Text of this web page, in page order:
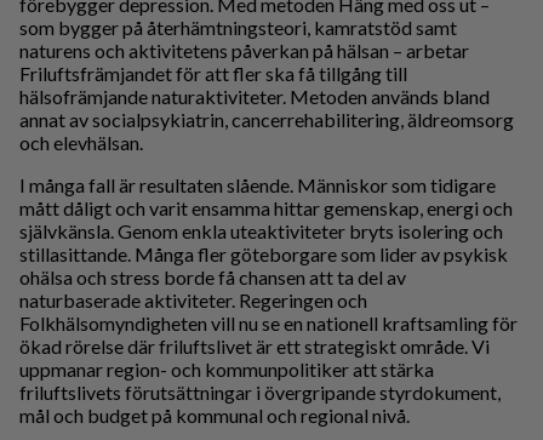
förebygger depression. Med metoden Häng med oss ut –
som bygger på återhämtningsteori, kamratstöd samt
naturens och aktivitetens påverkan på hälsan – arbetar
Friluftsfrämjandet för att fler ska få tillgång till
hälsofrämjande naturaktiviteter. Metoden används bland
annat av socialpsykiatrin, cancerrehabilitering, äldreomsorg
och elevhälsan.
I många fall är resultaten slående. Människor som tidigare
mått dåligt och varit ensamma hittar gemenskap, energi och
självkänsla. Genom enkla uteaktiviteter bryts isolering och
stillasittande. Många fler göteborgare som lider av psykisk
ohälsa och stress borde få chansen att ta del av
naturbaserade aktiviteter. Regeringen och
Folkhälsomyndigheten vill nu se en nationell kraftsamling för
ökad rörelse där friluftslivet är ett strategiskt område. Vi
uppmanar region- och kommunpolitiker att stärka
friluftslivets förutsättningar i övergripande styrdokument,
mål och budget på kommunal och regional nivå.